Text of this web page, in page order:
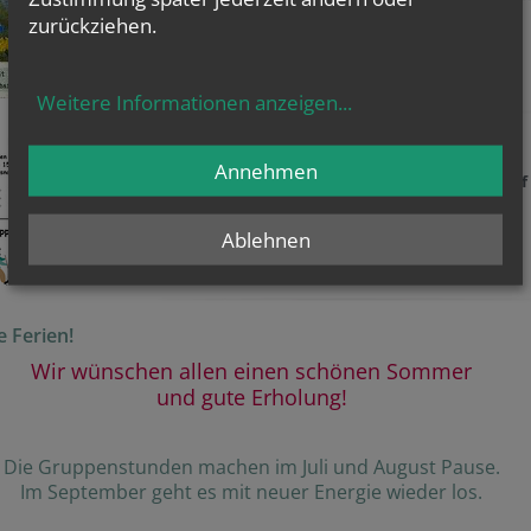
Montagnachmittag um 16 Uhr
Wir laden herzlich ein
Wir laden alle, die Zeit haben, zum Begegnungstreff
zurWandergruppe "Wilde Omas und Opas"ein.
Ferien!
Wir wünschen allen einen schönen Sommer
und gute Erholung!
Die Gruppenstunden machen im Juli und August Pause.
Im September geht es mit neuer Energie wieder los.
zurückziehen.
Weitere Informationen anzeigen...
Ablehnen
Annehmen